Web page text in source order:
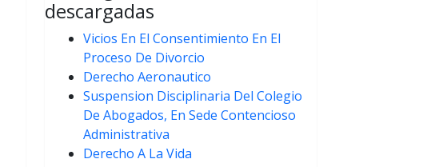
descargadas
Vicios En El Consentimiento En El
Proceso De Divorcio
Derecho Aeronautico
Suspension Disciplinaria Del Colegio
De Abogados, En Sede Contencioso
Administrativa
Derecho A La Vida